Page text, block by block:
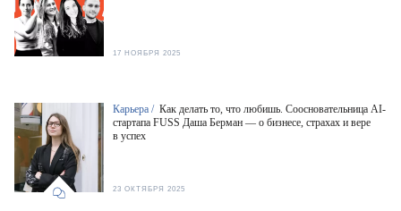
17 НОЯБРЯ 2025
Карьера / Как делать то, что любишь. Соосновательница AI-
стартапа FUSS Даша Берман — о бизнесе, страхах и вере
в успех
23 ОКТЯБРЯ 2025